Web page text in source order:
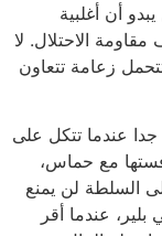
أن أغلبية
الاحتلال. لا
تتحمل زعامة تتعاون
عندما تتكل على
مع حماس،
السلطة لن يمنع
عندما أقر